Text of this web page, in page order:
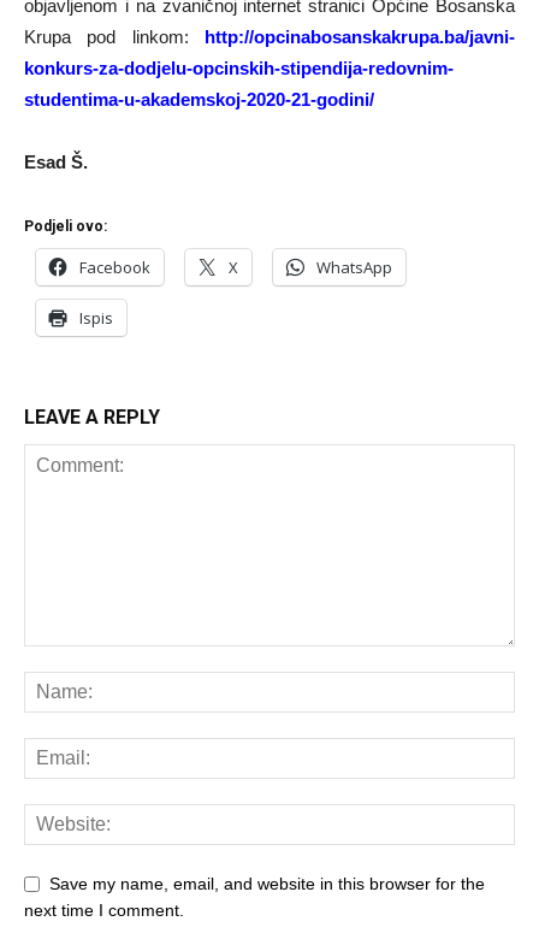
objavljenom i na zvaničnoj internet stranici Općine Bosanska
Krupa pod linkom: http://opcinabosanskakrupa.ba/javni-
konkurs-za-dodjelu-opcinskih-stipendija-redovnim-
studentima-u-akademskoj-2020-21-godini/
Esad Š.
Podjeli ovo:
Facebook X WhatsApp
Ispis
LEAVE A REPLY
Save my name, email, and website in this browser for the
next time I comment.